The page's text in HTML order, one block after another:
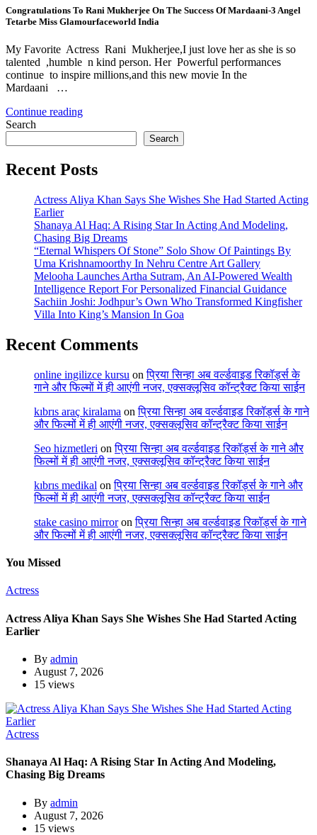
Congratulations To Rani Mukherjee On The Success Of Mardaani-3 Angel
Tetarbe Miss Glamourfaceworld India
My Favorite Actress Rani Mukherjee,I just love her as she is so
talented ,humble n kind person. Her Powerful performances
continue to inspire millions,and this new movie In the
Mardaani …
Continue reading
Search
Search
Recent Posts
Actress Aliya Khan Says She Wishes She Had Started Acting
Earlier
Shanaya Al Haq: A Rising Star In Acting And Modeling,
Chasing Big Dreams
“Eternal Whispers Of Stone” Solo Show Of Paintings By
Uma Krishnamoorthy In Nehru Centre Art Gallery
Melooha Launches Artha Sutram, An AI-Powered Wealth
Intelligence Report For Personalized Financial Guidance
Sachiin Joshi: Jodhpur’s Own Who Transformed Kingfisher
Villa Into King’s Mansion In Goa
Recent Comments
online ingilizce kursu onप्रिया सिन्हा अब वर्ल्डवाइड रिकॉर्ड्स के
गाने और फिल्मों में ही आएंगी नजर, एक्सक्लूसिव कॉन्ट्रैक्ट किया साईन
kıbrıs araç kiralama onप्रिया सिन्हा अब वर्ल्डवाइड रिकॉर्ड्स के गाने
और फिल्मों में ही आएंगी नजर, एक्सक्लूसिव कॉन्ट्रैक्ट किया साईन
Seo hizmetleri onप्रिया सिन्हा अब वर्ल्डवाइड रिकॉर्ड्स के गाने और
फिल्मों में ही आएंगी नजर, एक्सक्लूसिव कॉन्ट्रैक्ट किया साईन
kıbrıs medikal onप्रिया सिन्हा अब वर्ल्डवाइड रिकॉर्ड्स के गाने और
फिल्मों में ही आएंगी नजर, एक्सक्लूसिव कॉन्ट्रैक्ट किया साईन
stake casino mirroronप्रिया सिन्हा अब वर्ल्डवाइड रिकॉर्ड्स के गाने
और फिल्मों में ही आएंगी नजर, एक्सक्लूसिव कॉन्ट्रैक्ट किया साईन
You Missed
Actress
Actress Aliya Khan Says She Wishes She Had Started Acting
Earlier
By admin
August 7, 2026
15 views
Actress
Shanaya Al Haq: A Rising Star In Acting And Modeling,
Chasing Big Dreams
By admin
August 7, 2026
15 views